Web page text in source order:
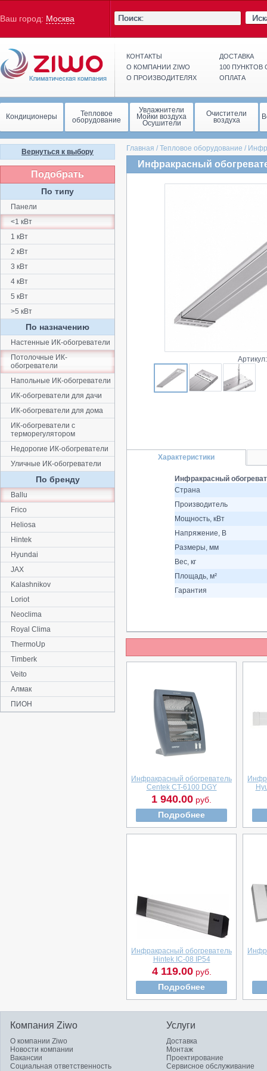
Ваш город: Москва
КОНТАКТЫ
О КОМПАНИИ ZIWO
О ПРОИЗВОДИТЕЛЯХ
ДОСТАВКА
100
ОПЛАТА
Кондиционеры Тепловое
оборудование
Увлажнители
Мойки воздуха
Осушители
Очистители
воздуха
Главная / Тепловое оборудование /
Инфракрасный
Характеристики
Инфракрасный
Страна
Производитель
Мощность, кВт
Напряжение, В
Размеры, мм
Вес, кг
Площадь, м²
Гарантия
Инфракрасный обогреватель
Centek CT-6100 DGY
1 940.00 руб.
Подробнее
Инфракрасный обогреватель
Hintek IC-08 IP54
4 119.00руб.
Подробнее
Вернуться к выбору
Подобрать
По типу
Панели
<1 кВт
1 кВт
2 кВт
3 кВт
4 кВт
5 кВт
>5 кВт
По назначению
Настенные ИК-обогреватели
Потолочные ИК-
обогреватели
Напольные ИК-обогреватели
ИК-обогреватели для дачи
ИК-обогреватели для дома
ИК-обогреватели с
терморегулятором
Недорогие ИК-обогреватели
Уличные ИК-обогреватели
По бренду
Ballu
Frico
Heliosa
Hintek
Hyundai
JAX
Kalashnikov
Loriot
Neoclima
Royal Clima
ThermoUp
Timberk
Veito
Алмак
ПИОН
Компания Ziwo
О компании Ziwo
Новости компании
Вакансии
Социальная ответственность
Услуги
Доставка
Монтаж
Проектирование
Сервисное обслуживание